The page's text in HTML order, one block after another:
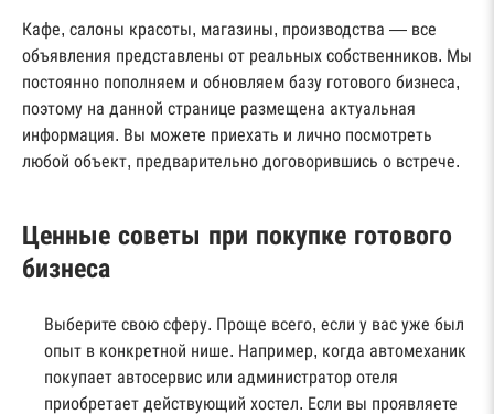
Кафе, салоны красоты, магазины, производства — все
объявления представлены от реальных собственников. Мы
постоянно пополняем и обновляем базу готового бизнеса,
поэтому на данной странице размещена актуальная
информация. Вы можете приехать и лично посмотреть
любой объект, предварительно договорившись о встрече.
Ценные советы при покупке готового
бизнеса
Выберите свою сферу. Проще всего, если у вас уже был
опыт в конкретной нише. Например, когда автомеханик
покупает автосервис или администратор отеля
приобретает действующий хостел. Если вы проявляете